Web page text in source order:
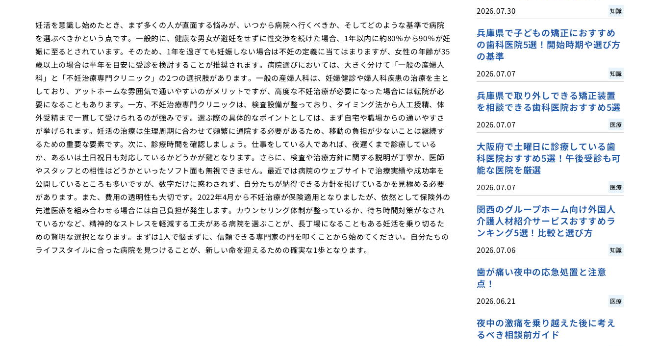
妊活を意識し始めたとき、まず多くの人が直面する悩みが、いつから病院へ行くべきか、そしてどのような基準で病院
を選ぶべきかという点です。一般的に、健康な男女が避妊をせずに性交渉を続けた場合、1年以内に約80％から90％が妊
娠に至るとされています。そのため、1年を過ぎても妊娠しない場合は不妊の定義に当てはまりますが、女性の年齢が35
歳以上の場合は半年を目安に受診を検討することが推奨されます。病院選びにおいては、大きく分けて「一般の産婦人
科」と「不妊治療専門クリニック」の2つの選択肢があります。一般の産婦人科は、妊婦健診や婦人科疾患の治療を主と
しており、アットホームな雰囲気で通いやすいのがメリットですが、高度な不妊治療が必要になった場合には転院が必
要になることもあります。一方、不妊治療専門クリニックは、検査設備が整っており、タイミング法から人工授精、体
外受精まで一貫して受けられるのが強みです。選ぶ際の具体的なポイントとしては、まず自宅や職場からの通いやすさ
が挙げられます。妊活の治療は生理周期に合わせて頻繁に通院する必要があるため、移動の負担が少ないことは継続す
るための重要な要素です。次に、診療時間を確認しましょう。仕事をしている人であれば、夜遅くまで診療している
か、あるいは土日祝日も対応しているかどうかが鍵となります。さらに、検査や治療方針に関する説明が丁寧か、医師
やスタッフとの相性はどうかといったソフト面も無視できません。最近では病院のウェブサイトで治療実績や成功率を
公開しているところも多いですが、数字だけに惑わされず、自分たちが納得できる方針を掲げているかを見極める必要
があります。また、費用の透明性も大切です。2022年4月から不妊治療が保険適用となりましたが、依然として保険外の
先進医療を組み合わせる場合には自己負担が発生します。カウンセリング体制が整っているか、待ち時間対策がなされ
ているかなど、精神的なストレスを軽減する工夫がある病院を選ぶことが、長丁場になることもある妊活を乗り切るた
めの賢明な選択となります。まずは1人で悩まずに、信頼できる専門家の門を叩くことから始めてください。自分たちの
ライフスタイルに合った病院を見つけることが、新しい命を迎えるための確実な1歩となります。
2026.07.30 知識
兵庫県で子どもの矯正におすすめ
の歯科医院5選！開始時期や選び方
の基準
2026.07.07 知識
兵庫県で取り外しできる矯正装置
を相談できる歯科医院おすすめ5選
2026.07.07 医療
大阪府で土曜日に診療している歯
科医院おすすめ5選！午後受診も可
能な医院を厳選
2026.07.07 医療
関西のグループホーム向け外国人
介護人材紹介サービスおすすめラ
ンキング5選！比較と選び方
2026.07.06 知識
歯が痛い夜中の応急処置と注意
点！
2026.06.21 医療
夜中の激痛を乗り越えた後に考え
るべき相談前ガイド